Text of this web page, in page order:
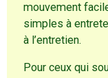
mouvement
simples à
à l’entretien.
Pour ceux qui